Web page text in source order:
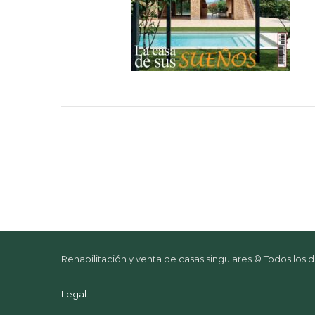
Rehabilitación y venta de casas singulares © Todos los
Legal